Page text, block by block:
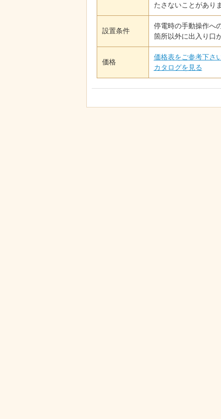
たさないことがあり
設置条件
停電時の手動操作へ
箇所以外に出入り口
価格
価格表をご参考下さ
カタログを見る